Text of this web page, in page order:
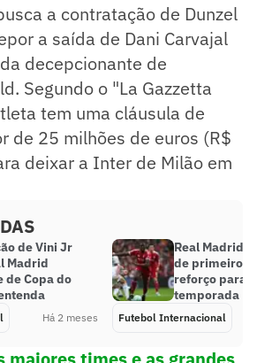
a contratação de Dunzel
a saída de Dani Carvajal
decepcionante de
Segundo o "La Gazzetta
tem uma cláusula de
de 25 milhões de euros (R$
deixar a Inter de Milão em
de Vini Jr
Madrid
de Copa do
Há 2 meses
Real Madrid
de primeiro
reforço para a
temporada
Futebol Internacional